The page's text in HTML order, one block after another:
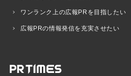
ワンランク上の広報PRを目指したい
広報PRの情報発信を充実させたい